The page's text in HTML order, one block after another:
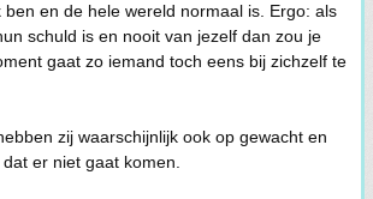
en de hele wereld normaal is. Ergo: als
schuld is en nooit van jezelf dan zou je
gaat zo iemand toch eens bij zichzelf te
zij waarschijnlijk ook op gewacht en
er niet gaat komen.